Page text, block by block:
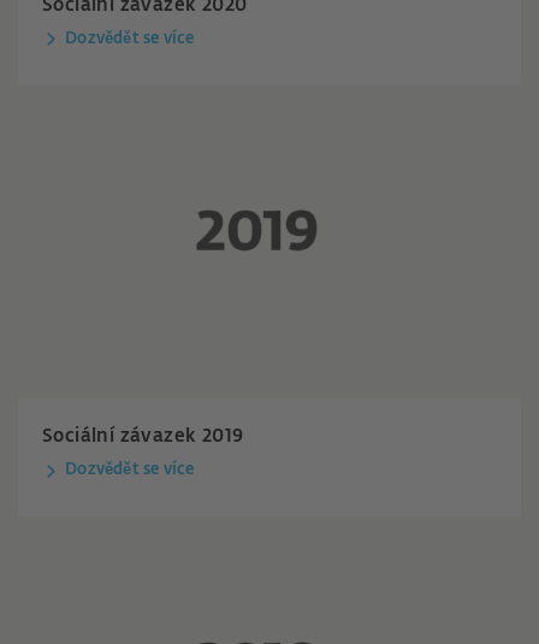
Sociální závazek 2020
Dozvědět se více
Sociální závazek 2019
Dozvědět se více